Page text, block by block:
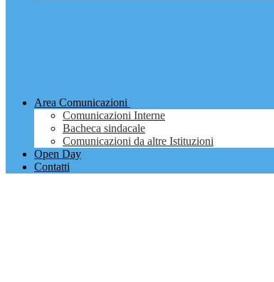
Area Comunicazioni
Comunicazioni Interne
Bacheca sindacale
Comunicazioni da altre Istituzioni
Open Day
Contatti